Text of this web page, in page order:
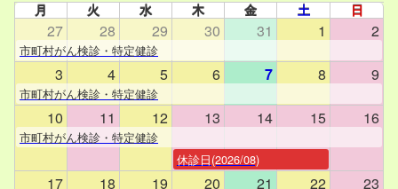
月 火 水 木 金 土 日
27 28 29 30 31 1 2
市町村がん検診・特定健診
3 4 5 6 7 8 9
市町村がん検診・特定健診
10 11 12 13 14 15 16
市町村がん検診・特定健診
休診日(2026/08)
17 18 19 20 21 22 23